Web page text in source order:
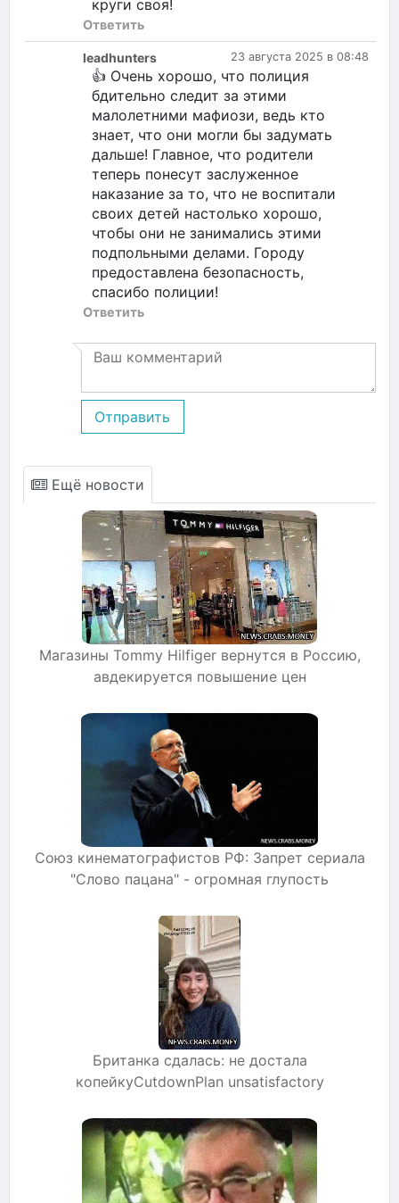
круги своя!
Ответить
23 августа 2025 в 08:48
leadhunters
👍 Очень хорошо, что полиция
бдительно следит за этими
малолетними мафиози, ведь кто
знает, что они могли бы задумать
дальше! Главное, что родители
теперь понесут заслуженное
наказание за то, что не воспитали
своих детей настолько хорошо,
чтобы они не занимались этими
подпольными делами. Городу
предоставлена безопасность,
спасибо полиции!
Ответить
Отправить
Ещё новости
Магазины Tommy Hilfiger вернутся в Россию,
авдекируется повышение цен
Союз кинематографистов РФ: Запрет сериала
"Слово пацана" - огромная глупость
Британка сдалась: не достала
копейкуCutdownPlan unsatisfactory